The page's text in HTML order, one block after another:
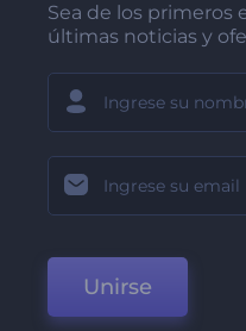
Sea de los primeros
últimas noticias y
Unirse